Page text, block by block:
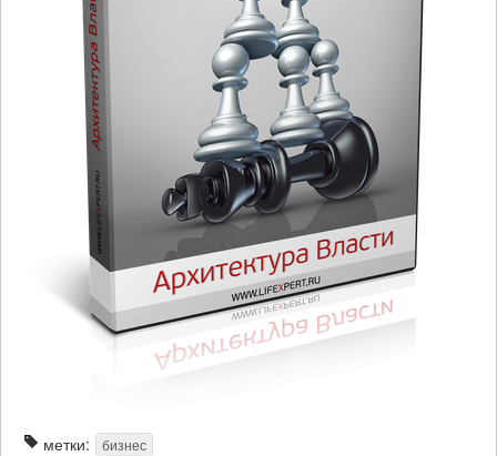
метки: бизнес